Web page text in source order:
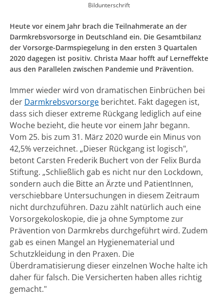
Bildunterschrift
Heute vor einem Jahr brach die Teilnahmerate an der
Darmkrebsvorsorge in Deutschland ein. Die Gesamtbilanz
der Vorsorge-Darmspiegelung in den ersten 3 Quartalen
2020 dagegen ist positiv. Christa Maar hofft auf Lerneffekte
aus den Parallelen zwischen Pandemie und Prävention.
Immer wieder wird von dramatischen Einbrüchen bei
der Darmkrebsvorsorge berichtet. Fakt dagegen ist,
dass sich dieser extreme Rückgang lediglich auf eine
Woche bezieht, die heute vor einem Jahr begann.
Vom 25. bis zum 31. März 2020 wurde ein Minus von
42,5% verzeichnet. „Dieser Rückgang ist logisch",
betont Carsten Frederik Buchert von der Felix Burda
Stiftung. „Schließlich gab es nicht nur den Lockdown,
sondern auch die Bitte an Ärzte und PatientInnen,
verschiebbare Untersuchungen in diesem Zeitraum
nicht durchzuführen. Dazu zählt natürlich auch eine
Vorsorgekoloskopie, die ja ohne Symptome zur
Prävention von Darmkrebs durchgeführt wird. Zudem
gab es einen Mangel an Hygienematerial und
Schutzkleidung in den Praxen. Die
Überdramatisierung dieser einzelnen Woche halte ich
daher für falsch. Die Versicherten haben alles richtig
gemacht."